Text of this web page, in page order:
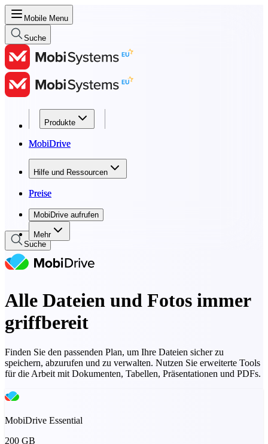
Mobile Menu
Suche
Produkte
MobiDrive
Hilfe und Ressourcen
Preise
MobiDrive aufrufen
Mehr
Produkte
MobiDrive
Hilfe und Ressourcen
Preise
MobiDrive aufrufen
Suche
Alle Dateien und Fotos immer
griffbereit
Finden Sie den passenden Plan, um Ihre Dateien sicher zu
speichern, abzurufen und zu verwalten. Nutzen Sie erweiterte Tools
für die Arbeit mit Dokumenten, Tabellen, Präsentationen und PDFs.
MobiDrive Essential
200 GB